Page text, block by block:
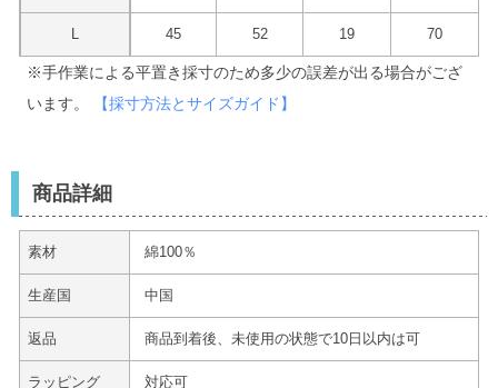
L 45 52 19 70
※手作業による平置き採寸のため多少の誤差が出る場合がござ
います。
【採寸方法とサイズガイド】
商品詳細
素材 綿100％
生産国 中国
返品 商品到着後、未使用の状態で10日以内は可
ラッピング 対応可